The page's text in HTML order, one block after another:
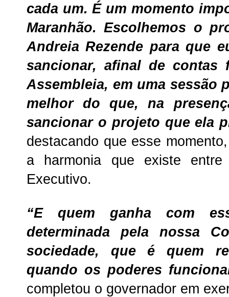
cada um. É um momento
Maranhão. Escolhemos o
Andreia Rezende para que
sancionar, afinal de contas
Assembleia, em uma sessão
melhor do que, na
sancionar o projeto que ela
destacando que esse
a harmonia que existe
Executivo.
“E quem ganha com
determinada pela nossa
sociedade, que é quem
quando os poderes
completou o governador em